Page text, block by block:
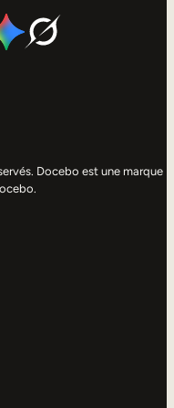
Docebo est une marque